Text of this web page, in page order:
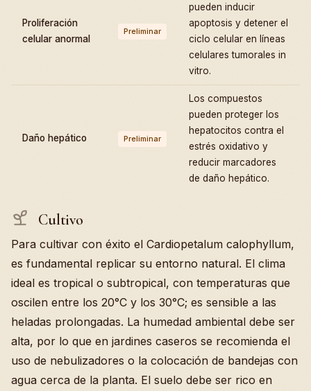
Proliferación
celular anormal
Preliminar
pueden inducir
apoptosis y detener el
ciclo celular en líneas
celulares tumorales in
vitro.
Daño hepático Preliminar
Los compuestos
pueden proteger los
hepatocitos contra el
estrés oxidativo y
reducir marcadores
de daño hepático.
Cultivo
Para cultivar con éxito el Cardiopetalum calophyllum,
es fundamental replicar su entorno natural. El clima
ideal es tropical o subtropical, con temperaturas que
oscilen entre los 20°C y los 30°C; es sensible a las
heladas prolongadas. La humedad ambiental debe ser
alta, por lo que en jardines caseros se recomienda el
uso de nebulizadores o la colocación de bandejas con
agua cerca de la planta. El suelo debe ser rico en